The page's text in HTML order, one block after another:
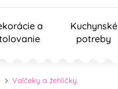
a
Kuchynské
potreby
Valčeky a žehličky